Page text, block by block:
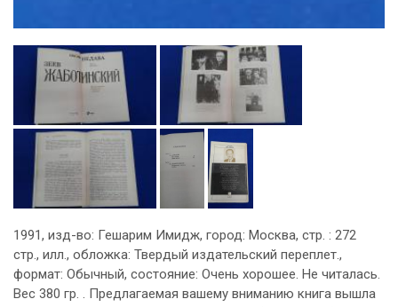
1991, изд-во: Гешарим Имидж, город: Москва, стр. : 272
стр., илл., обложка: Твердый издательский переплет.,
формат: Обычный, состояние: Очень хорошее. Не читалась.
Вес 380 гр. . Предлагаемая вашему вниманию книга вышла